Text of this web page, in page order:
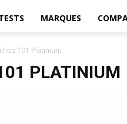
MARQUES
101 Platinium
PLATINIUM